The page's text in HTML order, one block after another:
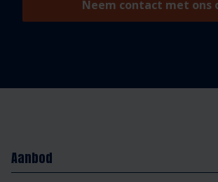
Neem contact met ons
Aanbod